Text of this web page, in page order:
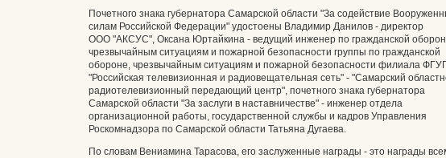
Почетного знака губернатора Самарской области "За содействие
силам Российской Федерации" удостоены Владимир Данилов - директор
ООО "АКСУС", Оксана Юртайкина - ведущий инженер по гражданской
чрезвычайным ситуациям и пожарной безопасности группы по гражданской
обороне, чрезвычайным ситуациям и пожарной безопасности филиала
"Российская телевизионная и радиовещательная сеть" - "Самарский
радиотелевизионный передающий центр", почетного знака губернатора
Самарской области "За заслуги в наставничестве" - инженер отдела
организационной работы, государственной службы и кадров Управления
Роскомнадзора по Самарской области Татьяна Дугаева.
По словам Вениамина Тарасова, его заслуженные награды - это награды